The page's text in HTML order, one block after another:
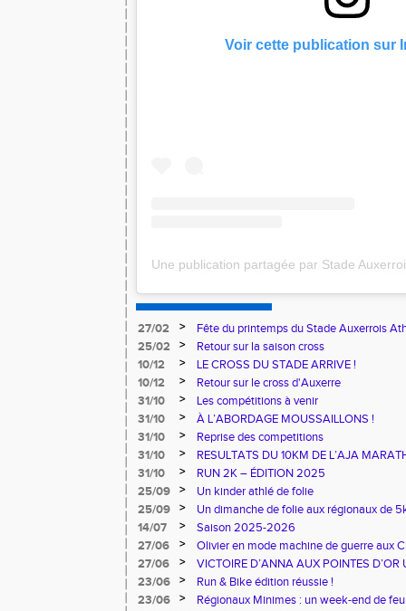
Voir cette publication sur
27/02 >
Fête du printemps du Stade Auxerrois
25/02
>
Retour sur la saison cross
10/12
>
LE CROSS DU STADE ARRIVE !
10/12
>
Retour sur le cross d'Auxerre
31/10
>
Les compétitions à venir
31/10
>
À L’ABORDAGE MOUSSAILLONS !
31/10
>
Reprise des competitions
31/10
>
RESULTATS DU 10KM DE L’AJA
31/10
>
RUN 2K – ÉDITION 2025
25/09
>
Un kinder athlé de folie
25/09
>
Un dimanche de folie aux régionaux de
14/07
>
Saison 2025-2026
27/06
>
Olivier en mode machine de guerre aux
Master
27/06 >
VICTOIRE D’ANNA AUX POINTES D’OR
23/06
>
Run & Bike édition réussie !
23/06
>
Régionaux Minimes : un week-end de